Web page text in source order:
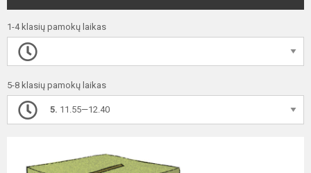
1-4 klasių pamokų laikas
5-8 klasių pamokų laikas
5. 11.55—12.40